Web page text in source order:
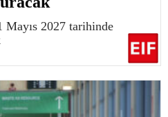
2027 tarihinde